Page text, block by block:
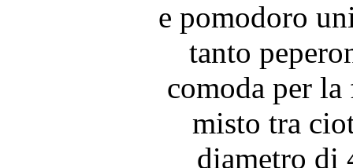
e pomodoro
tanto
comoda per
misto tra
diametro di